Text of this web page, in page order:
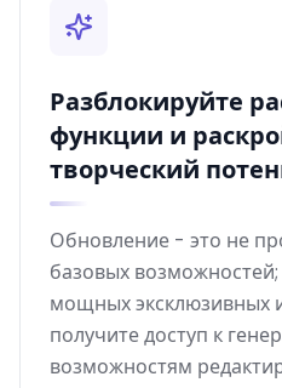
Разблокируйте
функции и
творческий
Обновление - это не
базовых
мощных эксклюзивных
получите доступ к
возможностям